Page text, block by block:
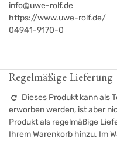
info@uwe-rolf.de
https://www.uwe-rolf.de/
04941-9170-0
Regelmäßige Lieferung
Dieses Produkt kann als
erworben werden, ist aber
Produkt als regelmäßige
Ihrem Warenkorb hinzu. Im